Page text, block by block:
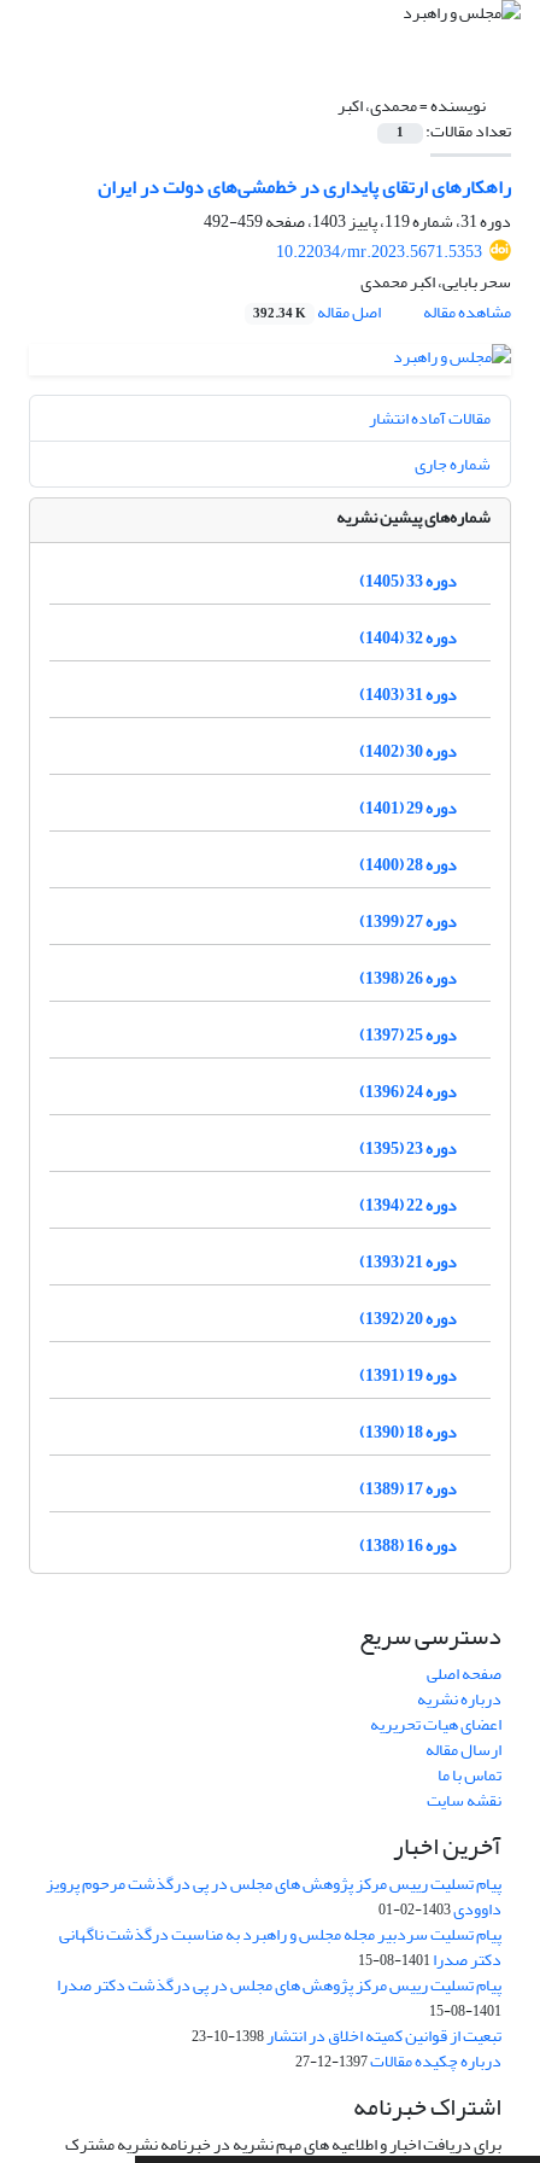
نویسنده =محمدی، اکبر
تعداد مقالات: 1
راهکارهای ارتقای پایداری در خط‌مشی‌های دولت در ایران
دوره 31، شماره 119، پاییز 1403، صفحه
459-492
10.22034/mr.2023.5671.5353
سحر بابایی، اکبر محمدی
مشاهده مقاله
اصل مقاله 392.34 K
مقالات آماده انتشار
شماره جاری
شماره‌های پیشین نشریه
دوره 33 (1405)
دوره 32 (1404)
دوره 31 (1403)
دوره 30 (1402)
دوره 29 (1401)
دوره 28 (1400)
دوره 27 (1399)
دوره 26 (1398)
دوره 25 (1397)
دوره 24 (1396)
دوره 23 (1395)
دوره 22 (1394)
دوره 21 (1393)
دوره 20 (1392)
دوره 19 (1391)
دوره 18 (1390)
دوره 17 (1389)
دوره 16 (1388)
دسترسی سریع
صفحه اصلی
درباره نشریه
اعضای هیات تحریریه
ارسال مقاله
تماس با ما
نقشه سایت
آخرین اخبار
پیام تسلیت رییس مرکز پژوهش های مجلس در پی درگذشت مرحوم پرویز
داوودی1403-02-01
پیام تسلیت سردبیر مجله مجلس و راهبرد به مناسبت درگذشت ناگهانی
دکتر صدرا1401-08-15
پیام تسلیت رییس مرکز پژوهش های مجلس در پی درگذشت دکتر صدرا
1401-08-15
تبعیت از قوانین کمیته اخلاق در انتشار1398-10-23
درباره چکیده مقالات1397-12-27
اشتراک خبرنامه
برای دریافت اخبار و اطلاعیه های مهم نشریه در خبرنامه نشریه مشترک